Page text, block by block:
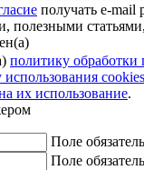
получать e-mail
полезными
политику обработки
cookies
их использование.
Поле
Поле